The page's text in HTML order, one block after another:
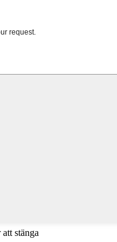
stänga